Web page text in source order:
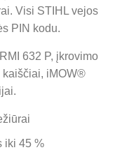
Visi STIHL vejos
PIN kodu.
632 P, įkrovimo
kaiščiai, iMOW®
iki 45 %